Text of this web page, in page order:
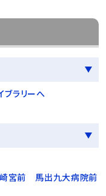
ラリーへ
宮前
馬出九大病院前